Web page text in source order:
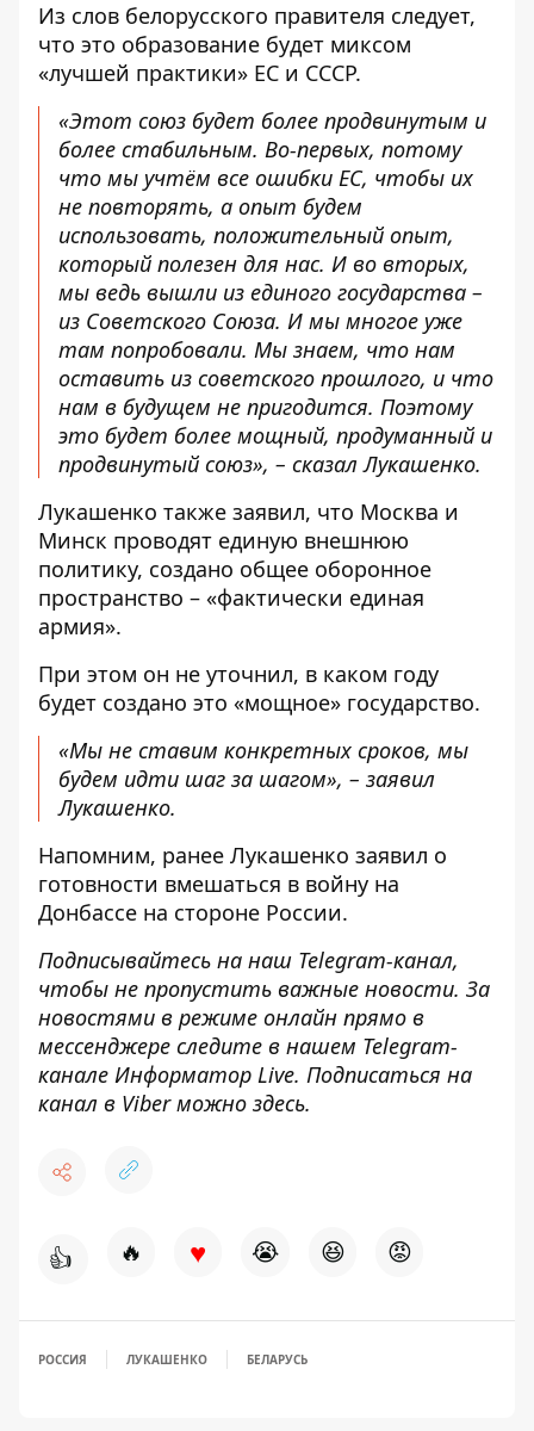
Из слов белорусского правителя следует,
что это образование будет миксом
«лучшей практики» ЕС и СССР.
«Этот союз будет более продвинутым и
более стабильным. Во-первых, потому
что мы учтём все ошибки ЕС, чтобы их
не повторять, а опыт будем
использовать, положительный опыт,
который полезен для нас. И во вторых,
мы ведь вышли из единого государства –
из Советского Союза. И мы многое уже
там попробовали. Мы знаем, что нам
оставить из советского прошлого, и что
нам в будущем не пригодится. Поэтому
это будет более мощный, продуманный и
продвинутый союз», – сказал Лукашенко.
Лукашенко также заявил, что Москва и
Минск проводят единую внешнюю
политику, создано общее оборонное
пространство – «фактически единая
армия».
При этом он не уточнил, в каком году
будет создано это «мощное» государство.
«Мы не ставим конкретных сроков, мы
будем идти шаг за шагом», – заявил
Лукашенко.
Напомним, ранее Лукашенко заявил о
готовности вмешаться в войну на
Донбассе на стороне России.
Подписывайтесь на наш Telegram-канал,
чтобы не пропустить важные новости. За
новостями в режиме онлайн прямо в
мессенджере следите в нашем Telegram-
канале Информатор Live. Подписаться на
канал в Viber можно здесь.
👍 🔥 ♥ 😭 😆 😡
РОССИЯ ЛУКАШЕНКО БЕЛАРУСЬ